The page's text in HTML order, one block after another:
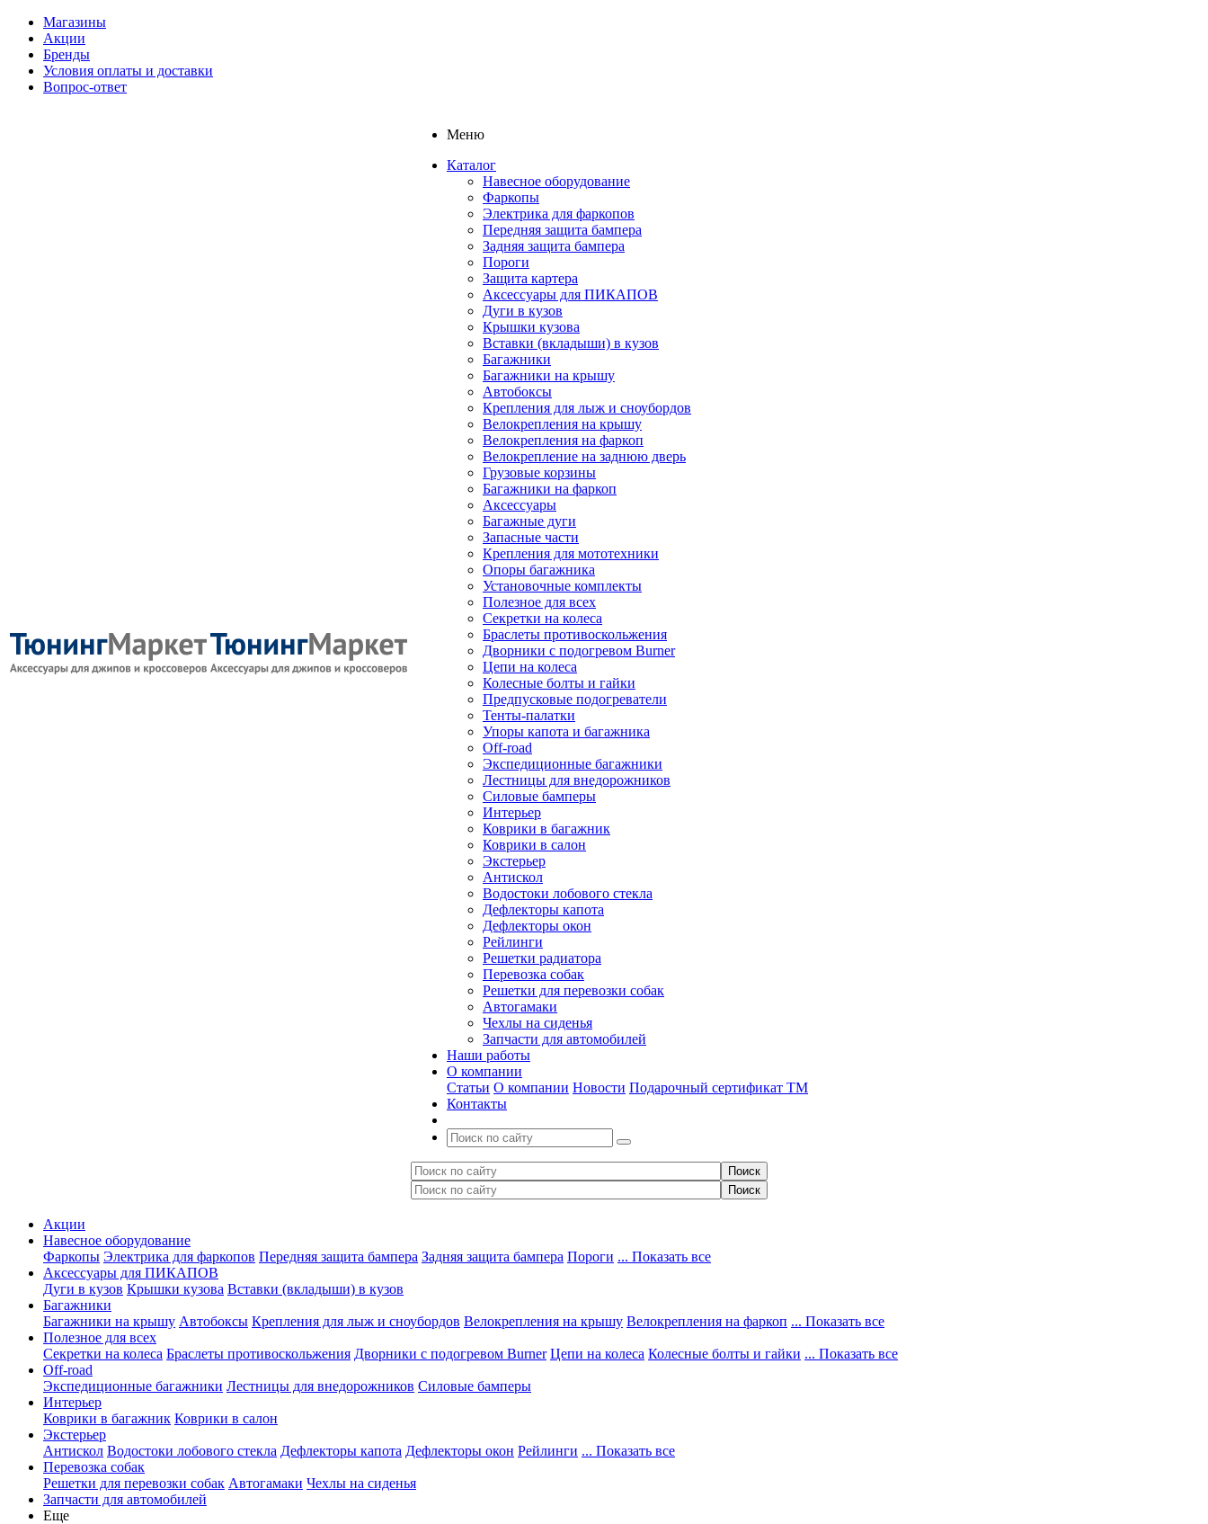
Магазины
Акции
Бренды
Условия оплаты и доставки
Вопрос-ответ
Меню
Каталог
Навесное оборудование
Фаркопы
Электрика для фаркопов
Передняя защита бампера
Задняя защита бампера
Пороги
Защита картера
Аксессуары для ПИКАПОВ
Дуги в кузов
Крышки кузова
Вставки (вкладыши) в кузов
Багажники
Багажники на крышу
Автобоксы
Крепления для лыж и сноубордов
Велокрепления на крышу
Велокрепления на фаркоп
Велокрепление на заднюю дверь
Грузовые корзины
Багажники на фаркоп
Аксессуары
Багажные дуги
Запасные части
Крепления для мототехники
Опоры багажника
Установочные комплекты
Полезное для всех
Секретки на колеса
Браслеты противоскольжения
Дворники с подогревом Burner
Цепи на колеса
Колесные болты и гайки
Предпусковые подогреватели
Тенты-палатки
Упоры капота и багажника
Off-road
Экспедиционные багажники
Лестницы для внедорожников
Силовые бамперы
Интерьер
Коврики в багажник
Коврики в салон
Экстерьер
Антискол
Водостоки лобового стекла
Дефлекторы капота
Дефлекторы окон
Рейлинги
Решетки радиатора
Перевозка собак
Решетки для перевозки собак
Автогамаки
Чехлы на сиденья
Запчасти для автомобилей
Наши работы
О компании
Статьи О компании Новости Подарочный сертификат ТМ
Контакты
Акции
Навесное оборудование
Фаркопы Электрика для фаркопов Передняя защита бампера Задняя защита бампера Пороги ... Показать все
Аксессуары для ПИКАПОВ
Дуги в кузов Крышки кузова Вставки (вкладыши) в кузов
Багажники
Багажники на крышу Автобоксы Крепления для лыж и сноубордов Велокрепления на крышу Велокрепления на фаркоп ... Показать все
Полезное для всех
Секретки на колеса Браслеты противоскольжения Дворники с подогревом Burner Цепи на колеса Колесные болты и гайки ... Показать все
Off-road
Экспедиционные багажники Лестницы для внедорожников Силовые бамперы
Интерьер
Коврики в багажник Коврики в салон
Экстерьер
Антискол Водостоки лобового стекла Дефлекторы капота Дефлекторы окон Рейлинги ... Показать все
Перевозка собак
Решетки для перевозки собак Автогамаки Чехлы на сиденья
Запчасти для автомобилей
Еще